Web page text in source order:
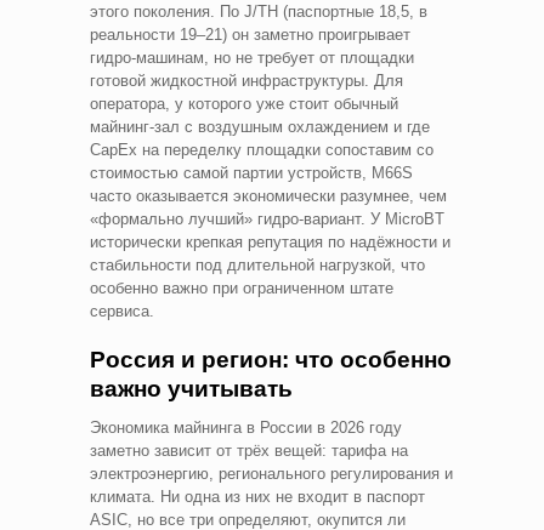
этого поколения. По J/TH (паспортные 18,5, в
реальности 19–21) он заметно проигрывает
гидро-машинам, но не требует от площадки
готовой жидкостной инфраструктуры. Для
оператора, у которого уже стоит обычный
майнинг-зал с воздушным охлаждением и где
CapEx на переделку площадки сопоставим со
стоимостью самой партии устройств, M66S
часто оказывается экономически разумнее, чем
«формально лучший» гидро-вариант. У MicroBT
исторически крепкая репутация по надёжности и
стабильности под длительной нагрузкой, что
особенно важно при ограниченном штате
сервиса.
Россия и регион: что особенно
важно учитывать
Экономика майнинга в России в 2026 году
заметно зависит от трёх вещей: тарифа на
электроэнергию, регионального регулирования и
климата. Ни одна из них не входит в паспорт
ASIC, но все три определяют, окупится ли